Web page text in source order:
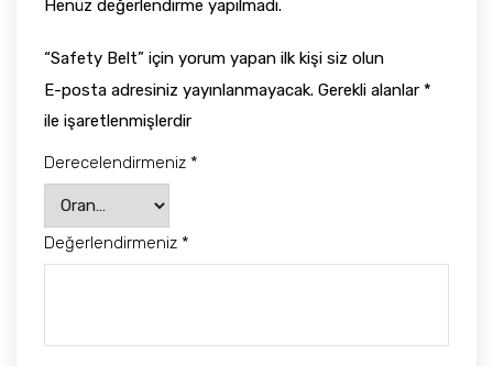
Henüz değerlendirme yapılmadı.
“Safety Belt” için yorum yapan ilk kişi siz olun
E-posta adresiniz yayınlanmayacak. Gerekli alanlar *
ile işaretlenmişlerdir
Derecelendirmeniz *
Değerlendirmeniz *